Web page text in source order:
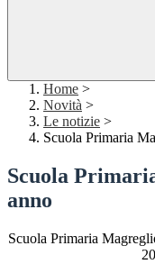
Home >
Novità >
Le notizie >
Scuola Primaria
Scuola
anno
Scuola Primaria